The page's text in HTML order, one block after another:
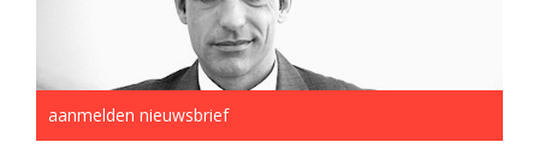
aanmelden nieuwsbrief